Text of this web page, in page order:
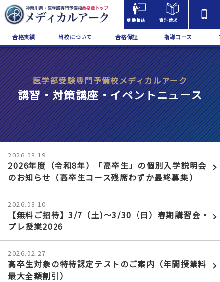
受験相談 資料請求
合格実績 当校について 合格保証 指導コース
医学部受験専門予備校メディカルアーク
講習・対策講座・イベントニュース
2026.03.19
2026年度（令和8年）「高卒生」の個別入学説明会
のお知らせ（高卒生コース残席わずか最終募集）
2026.03.10
【無料ご招待】3/7（土)〜3/30（日）春期講習会・
プレ授業2026
2026.02.27
高卒生対象の特待認定テストのご案内（年間授業料
最大全額割引）